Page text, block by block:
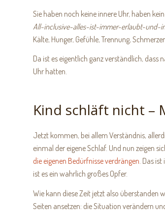
Sie haben noch keine innere Uhr, haben
All-inclusive-alles-ist-immer-erlaubt-und-
Kälte, Hunger, Gefühle, Trennung,
Da ist es eigentlich ganz verständlich,
Uhr hatten.
Kind schläft nicht –
Jetzt kommen, bei allem Verständnis,
einmal der eigene Schlaf. Und nun zeigen
die eigenen Bedürfnisse verdrängen . Das
ist es ein wahrlich großes Opfer.
Wie kann diese Zeit jetzt also überstanden
Seiten ansetzen: die Situation verändern